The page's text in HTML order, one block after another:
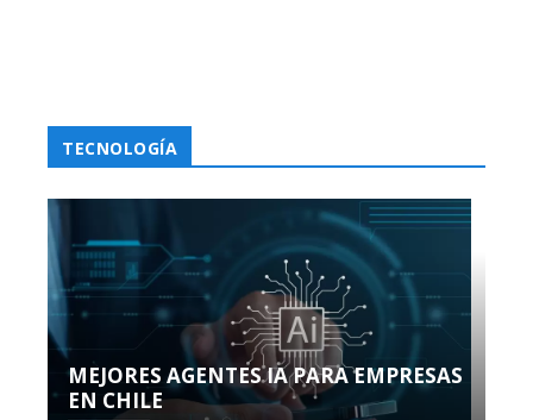
TECNOLOGÍA
MEJORES AGENTES IA PARA EMPRESAS
EN CHILE